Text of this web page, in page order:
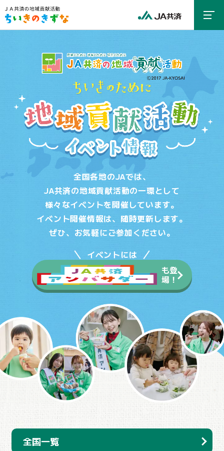
全国各地のJAでは、
JA共済の地域貢献活動の一環として
様々なイベントを開催しています。
イベント開催情報は、随時更新します。
ぜひ、お気軽にご参加ください。
イベントには
も登
場！
全国一覧